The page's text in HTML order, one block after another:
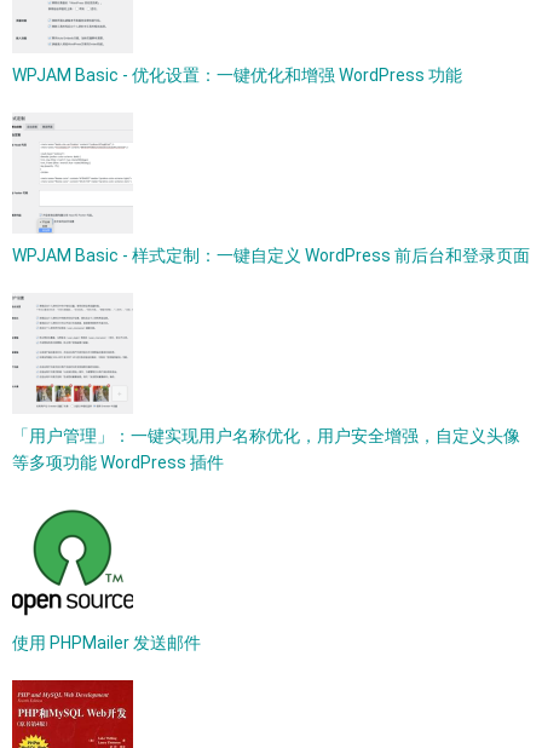
WPJAM Basic - 优化设置：一键优化和增强 WordPress 功能
WPJAM Basic - 样式定制：一键自定义 WordPress 前后台和登录页面
「用户管理」：一键实现用户名称优化，用户安全增强，自定义头像
等多项功能 WordPress 插件
使用 PHPMailer 发送邮件